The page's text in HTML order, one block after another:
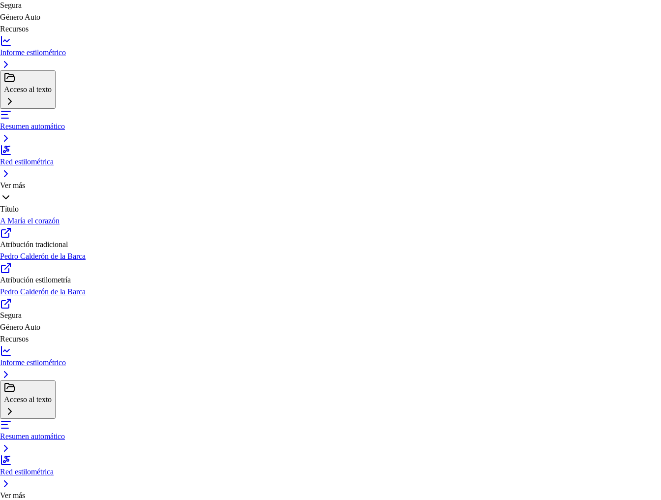
Segura
Género Auto
Recursos
Informe estilométrico
Acceso al texto
Resumen automático
Red estilométrica
Ver más
Título
A María el corazón
Atribución tradicional
Pedro Calderón de la Barca
Atribución estilometría
Pedro Calderón de la Barca
Segura
Género Auto
Recursos
Informe estilométrico
Acceso al texto
Resumen automático
Red estilométrica
Ver más